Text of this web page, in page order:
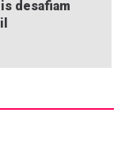
desafiam